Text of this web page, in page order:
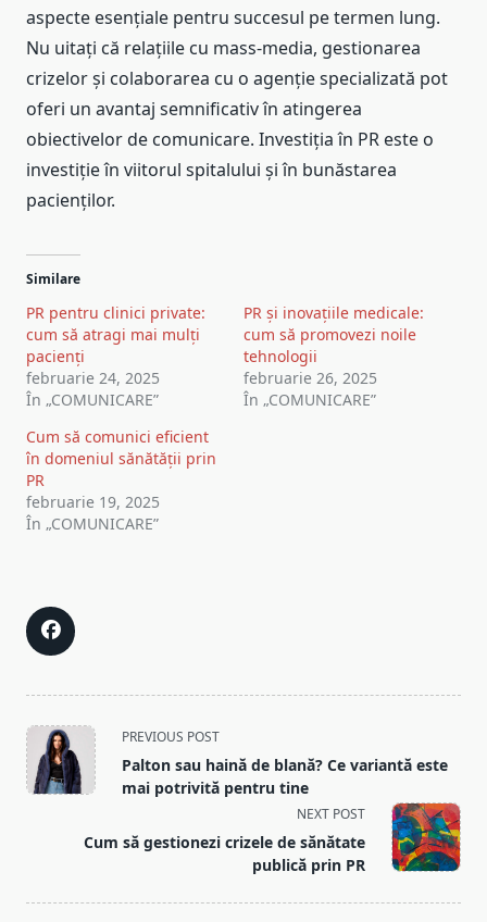
aspecte esențiale pentru succesul pe termen lung.
Nu uitați că relațiile cu mass-media, gestionarea
crizelor și colaborarea cu o agenție specializată pot
oferi un avantaj semnificativ în atingerea
obiectivelor de comunicare. Investiția în PR este o
investiție în viitorul spitalului și în bunăstarea
pacienților.
Similare
PR pentru clinici private:
cum să atragi mai mulți
pacienți
februarie 24, 2025
În „COMUNICARE”
PR și inovațiile medicale:
cum să promovezi noile
tehnologii
februarie 26, 2025
În „COMUNICARE”
Cum să comunici eficient
în domeniul sănătății prin
PR
februarie 19, 2025
În „COMUNICARE”
<span
class="nav-
subtitle
reader-
PREVIOUS POST
Palton sau haină de blană? Ce variantă este
mai potrivită pentru tine
NEXT POST
Cum să gestionezi crizele de sănătate
publică prin PR